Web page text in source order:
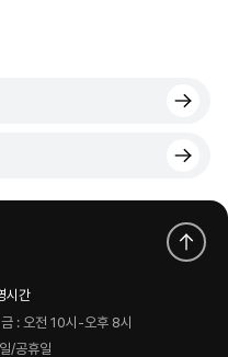
시간
: 오전 10시-오후 8시
/공휴일